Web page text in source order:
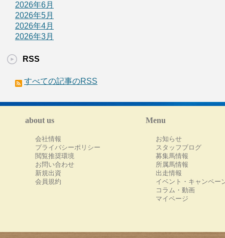
2026年6月
2026年5月
2026年4月
2026年3月
RSS
すべての記事のRSS